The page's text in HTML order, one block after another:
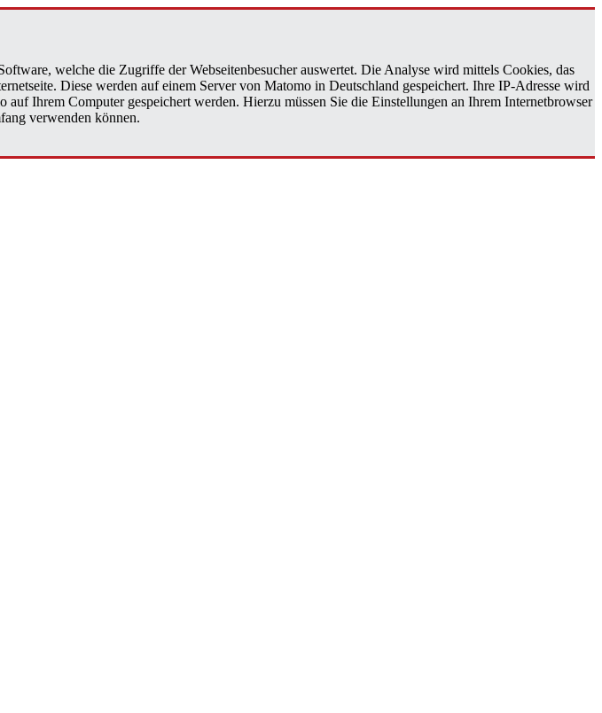
welche die Zugriffe der Webseitenbesucher auswertet. Die Analyse wird mittels Cookies, das
Diese werden auf einem Server von Matomo in Deutschland gespeichert. Ihre IP-Adresse wird
Ihrem Computer gespeichert werden. Hierzu müssen Sie die Einstellungen an Ihrem Internetbrowser
verwenden können.